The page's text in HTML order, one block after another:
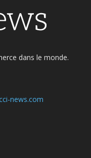
dans le monde.
news.com